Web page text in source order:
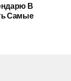
В
Самые